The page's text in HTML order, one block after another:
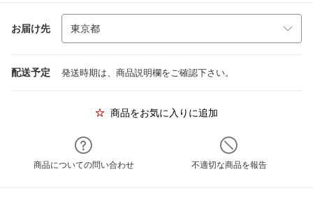
お届け先
配送予定 発送時期は、商品説明欄をご確認下さい。
商品をお気に入りに追加
商品についての問い合わせ 不適切な商品を報告